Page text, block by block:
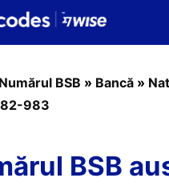
Numărul BSB » Bancă »
983
BSB